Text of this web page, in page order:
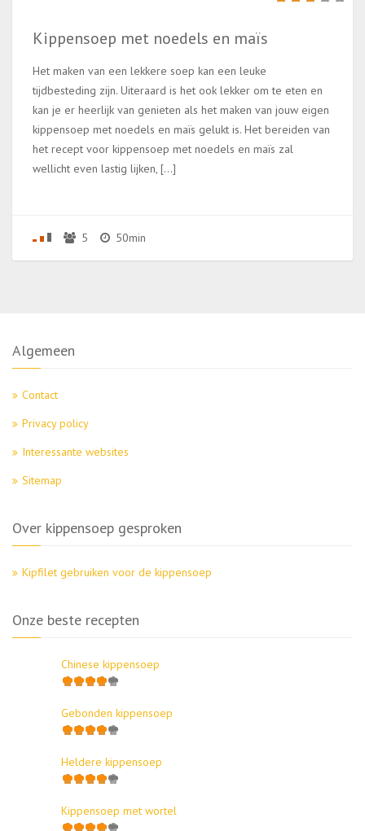
Kippensoep met noedels en maïs
Het maken van een lekkere soep kan een leuke
tijdbesteding zijn. Uiteraard is het ook lekker om te eten en
kan je er heerlijk van genieten als het maken van jouw eigen
kippensoep met noedels en maïs gelukt is. Het bereiden van
het recept voor kippensoep met noedels en maïs zal
wellicht even lastig lijken, […]
5 50min
Algemeen
Contact
Privacy policy
Interessante websites
Sitemap
Over kippensoep gesproken
Kipfilet gebruiken voor de kippensoep
Onze beste recepten
Chinese kippensoep
Gebonden kippensoep
Heldere kippensoep
Kippensoep met wortel